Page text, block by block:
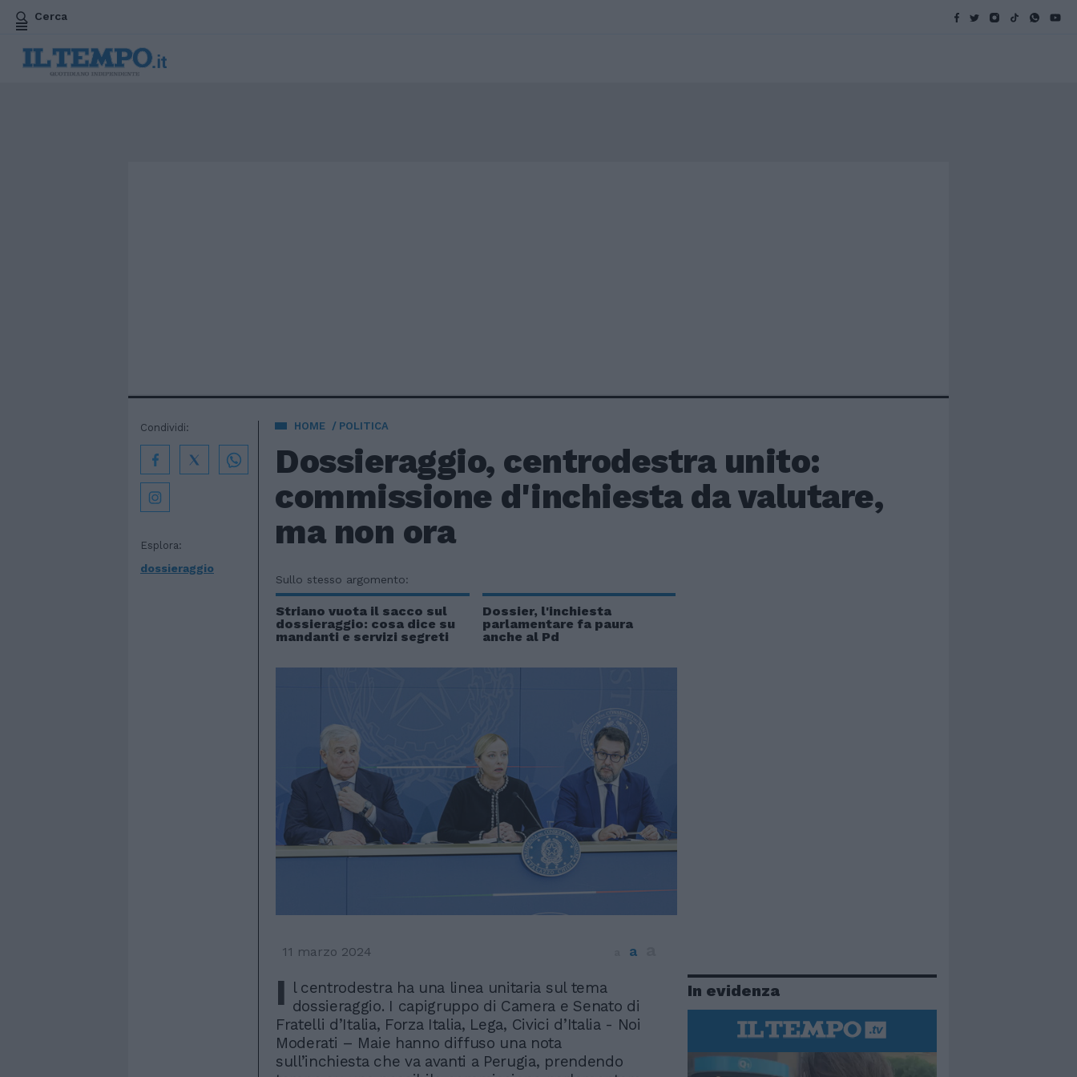
Cerca
HOME POLITICA
Dossieraggio, centrodestra unito:
commissione d'inchiesta da valutare,
ma non ora
Esplora:
dossieraggio
Condividi:
Sullo stesso argomento:
Striano vuota il sacco sul
dossieraggio: cosa dice su
mandanti e servizi segreti
Dossier, l'inchiesta
parlamentare fa paura
anche al Pd
11 marzo 2024 a
I l centrodestra ha una linea unitaria sul tema
dossieraggio. I capigruppo di Camera e Senato di
Fratelli d’Italia, Forza Italia, Lega, Civici d’Italia - Noi
Moderati – Maie hanno diffuso una nota
sull’inchiesta che va avanti a Perugia, prendendo
In evidenza